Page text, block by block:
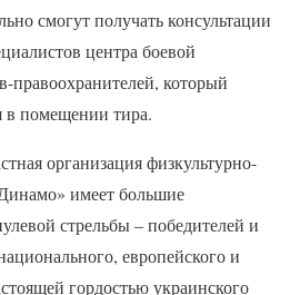
смогут получать консультации
центра боевой
правоохранителей, который
в помещении тира.
организация физкультурно-
имеет большие
стрельбы – победителей и
европейского и
гордостью украинского